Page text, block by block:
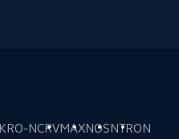
KRO-NCRVMAXNOS NTRON